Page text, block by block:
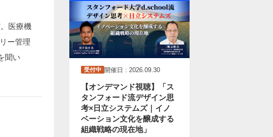
医療機
ー管理
聞い
受付中 開催日 : 2026.09.30
【オンデマンド視聴】「ス
タンフォード流デザイン思
考×日立システムズ｜イノ
ベーション文化を醸成する
組織戦略の現在地」